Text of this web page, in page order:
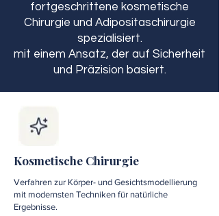
fortgeschrittene kosmetische
Chirurgie und Adipositaschirurgie
spezialisiert.
mit einem Ansatz, der auf Sicherheit
und Präzision basiert.
Kosmetische Chirurgie
Verfahren zur Körper- und Gesichtsmodellierung
mit modernsten Techniken für natürliche
Ergebnisse.